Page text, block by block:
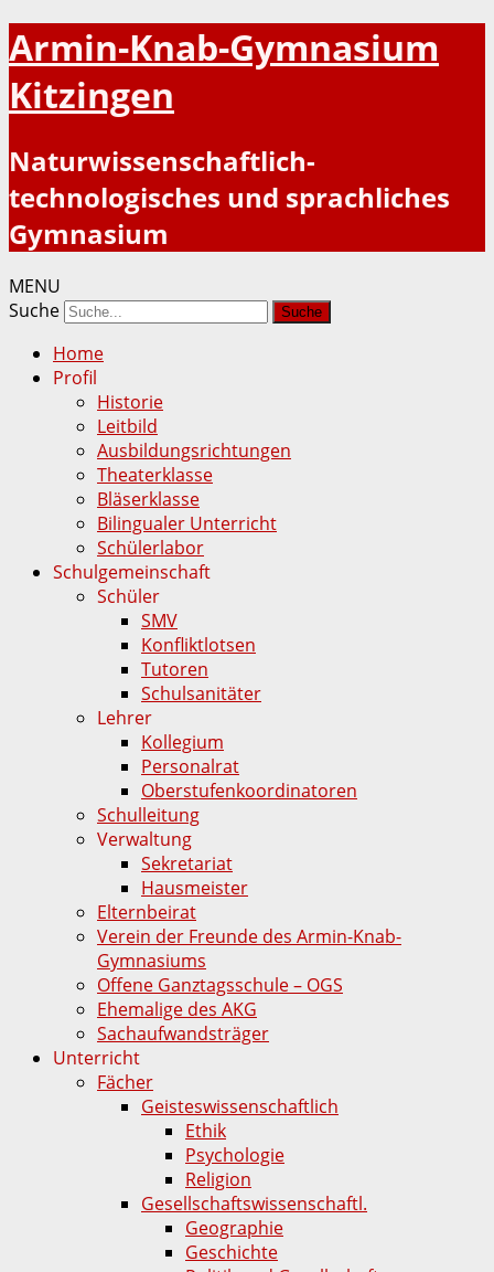
Armin-Knab-Gymnasium
Kitzingen
Naturwissenschaftlich-
technologisches und sprachliches
Gymnasium
MENU
Suche
Home
Profil
Historie
Leitbild
Ausbildungsrichtungen
Theaterklasse
Bläserklasse
Bilingualer Unterricht
Schülerlabor
Schulgemeinschaft
Schüler
SMV
Konfliktlotsen
Tutoren
Schulsanitäter
Lehrer
Kollegium
Personalrat
Oberstufenkoordinatoren
Schulleitung
Verwaltung
Sekretariat
Hausmeister
Elternbeirat
Verein der Freunde des Armin-Knab-
Gymnasiums
Offene Ganztagsschule – OGS
Ehemalige des AKG
Sachaufwandsträger
Unterricht
Fächer
Geisteswissenschaftlich
Ethik
Psychologie
Religion
Gesellschaftswissenschaftl.
Geographie
Geschichte